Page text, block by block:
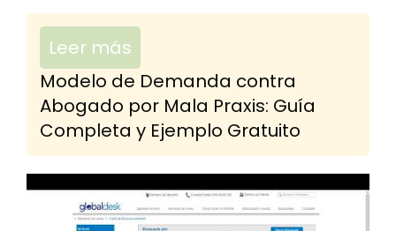
Leer más
Modelo de Demanda contra
Abogado por Mala Praxis: Guía
Completa y Ejemplo Gratuito